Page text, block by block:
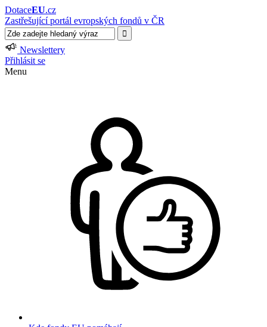
DotaceEU.cz
Zastřešující portál evropských fondů v ČR
Newslettery
Přihlásit se
Menu